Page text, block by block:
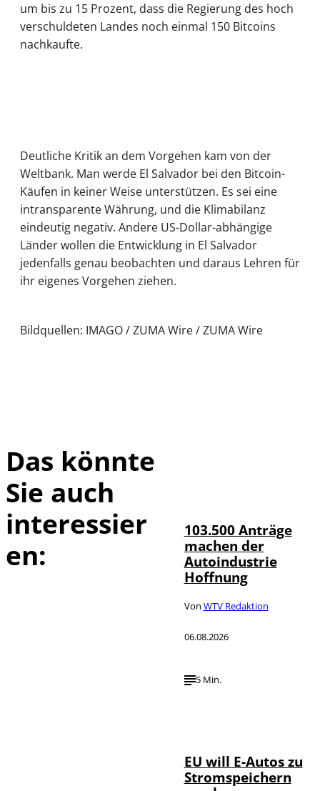
um bis zu 15 Prozent, dass die Regierung des hoch
verschuldeten Landes noch einmal 150 Bitcoins
nachkaufte.
Deutliche Kritik an dem Vorgehen kam von der
Weltbank. Man werde El Salvador bei den Bitcoin-
Käufen in keiner Weise unterstützen. Es sei eine
intransparente Währung, und die Klimabilanz
eindeutig negativ. Andere US-Dollar-abhängige
Länder wollen die Entwicklung in El Salvador
jedenfalls genau beobachten und daraus Lehren für
ihr eigenes Vorgehen ziehen.
Bildquellen: IMAGO / ZUMA Wire / ZUMA Wire
Das könnte
Sie auch
interessier
en:
103.500 Anträge
machen der
Autoindustrie
Hoffnung
Von WTV Redaktion
06.08.2026
5 Min.
EU will E-Autos zu
Stromspeichern